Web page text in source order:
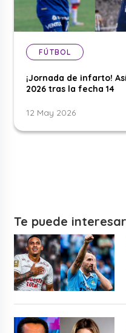
FÚTBOL
¡Jornada de infarto!
2026 tras la fecha 14
12 May 2026
Te puede interesar